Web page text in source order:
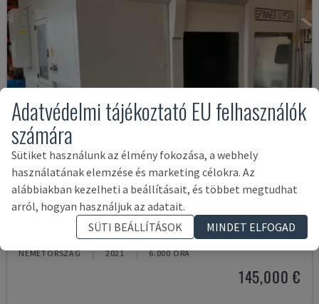
U5-1530
SPINNER - FÜGGŐLEGES MEGMUNKÁLÓKÖZPONT
NÉMETORSZÁG 2021 6.000 ÓRA
145,000 €
Adatvédelmi tájékoztató EU felhasználók
számára
Sütiket használunk az élmény fokozása, a webhely
használatának elemzése és marketing célokra. Az
alábbiakban kezelheti a beállításait, és többet megtudhat
arról, hogyan használjuk az adatait.
SÜTI BEÁLLÍTÁSOK
MINDET ELFOGAD